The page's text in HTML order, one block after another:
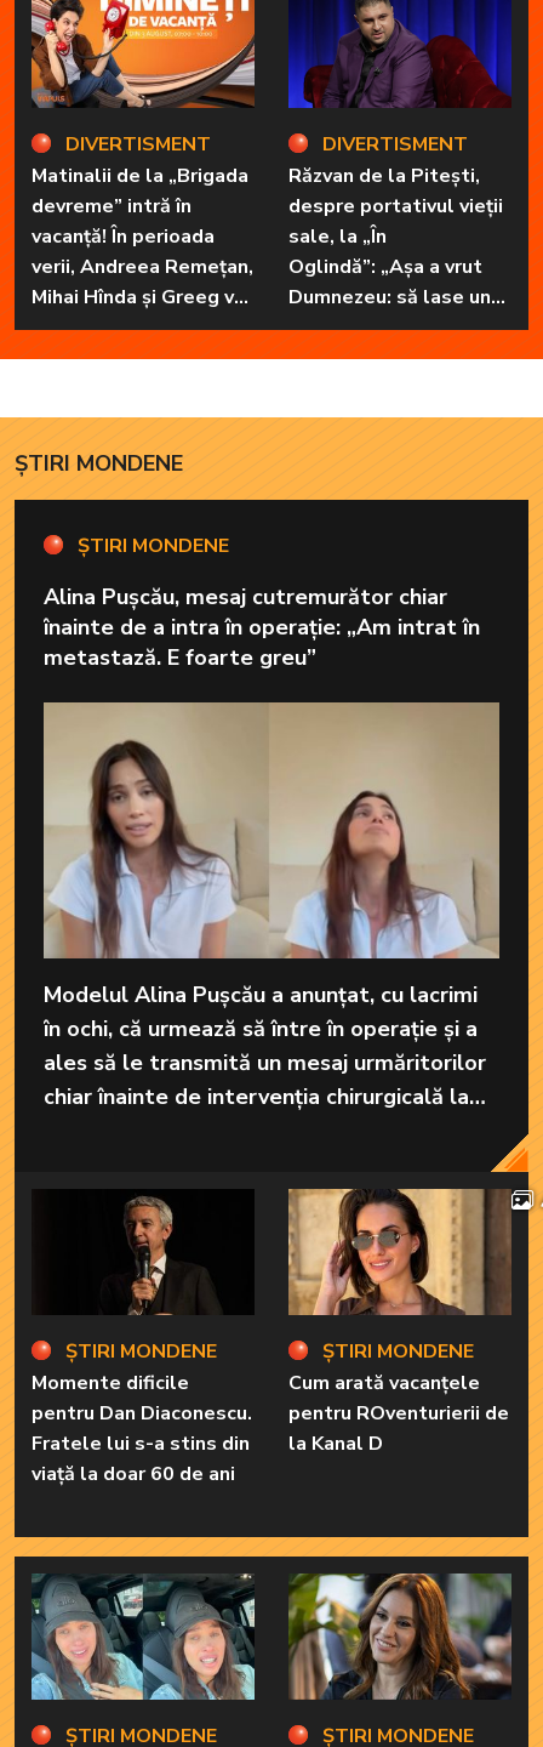
DIVERTISMENT
Matinalii de la „Brigada
devreme” intră în
vacanță! În perioada
verii, Andreea Remețan,
Mihai Hînda și Greeg vor
da, pe rând, trezirea cu
„Dimineți de vacanță”
DIVERTISMENT
Răzvan de la Pitești,
despre portativul vieții
sale, la „În
Oglindă”: „Așa a vrut
Dumnezeu: să lase unul
în familie cu har, harul
de a cânta, să poată să
lipsește”
ȘTIRI MONDENE
ȘTIRI MONDENE
Alina Pușcău, mesaj cutremurător chiar
înainte de a intra în operație: „Am intrat în
metastază. E foarte greu”
Modelul Alina Pușcău a anunțat, cu lacrimi
în ochi, că urmează să între în operație și a
ales să le transmită un mesaj urmăritorilor
chiar înainte de intervenția chirurgicală la
ȘTIRI MONDENE
Momente dificile
pentru Dan Diaconescu.
Fratele lui s-a stins din
viață la doar 60 de ani
ȘTIRI MONDENE
ȘTIRI MONDENE
Cum arată vacanțele
pentru ROventurierii de
la Kanal D
ȘTIRI MONDENE